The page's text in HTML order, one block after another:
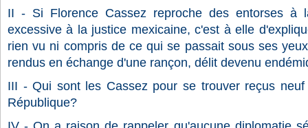
II - Si Florence Cassez reproche des entorses à
excessive à la justice mexicaine, c'est à elle
rien vu ni compris de ce qui se passait sous ses
rendus en échange d'une rançon, délit devenu
III - Qui sont les Cassez pour se trouver reçus
République?